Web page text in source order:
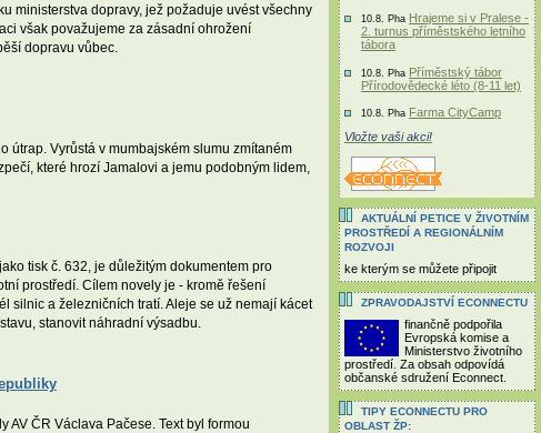
ministerstva dopravy, jež požaduje uvést všechny
však považujeme za zásadní ohrožení
dopravu vůbec.
útrap. Vyrůstá v mumbajském slumu zmítaném
které hrozí Jamalovi a jemu podobným lidem,
tisk č. 632, je důležitým dokumentem pro
prostředí. Cílem novely je - kromě řešení
silnic a železničních tratí. Aleje se už nemají kácet
stanovit náhradní výsadbu.
ČR Václava Pačese. Text byl formou
10.8. Pha Hrajeme si v Pralese -
2. turnus příměstského letního
tábora
10.8. Pha Příměstský tábor
Přírodovědecké léto (8-11 let)
10.8. Pha Farma CityCamp
Vložte vaši akci!
AKTUÁLNÍ PETICE V ŽIVOTNÍM
PROSTŘEDÍ A REGIONÁLNÍM
ROZVOJI
ke kterým se můžete připojit
ZPRAVODAJSTVÍ ECONNECTU
finančně podpořila
Evropská komise a
Ministerstvo životního
prostředí. Za obsah odpovídá
občanské sdružení Econnect.
TIPY ECONNECTU PRO
OBLAST ŽP: